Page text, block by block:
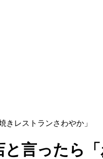
きレストランさわやか」
言ったら